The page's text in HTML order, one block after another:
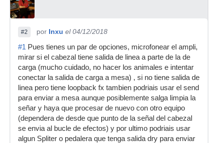
#2 por Inxu el 04/12/2018
#1 Pues tienes un par de opciones, microfonear el ampli,
mirar si el cabezal tiene salida de linea a parte de la de
carga (mucho cuidado, no hacer los animales e intentar
conectar la salida de carga a mesa) , si no tiene salida de
linea pero tiene loopback fx tambien podriais usar el send
para enviar a mesa aunque posiblemente salga limpia la
señar y haya que procesar de nuevo con otro equipo
(dependera de desde que punto de la señal del cabezal
se envia al bucle de efectos) y por ultimo podriais usar
algun Spliter o pedalera que tenga salida dry para enviar